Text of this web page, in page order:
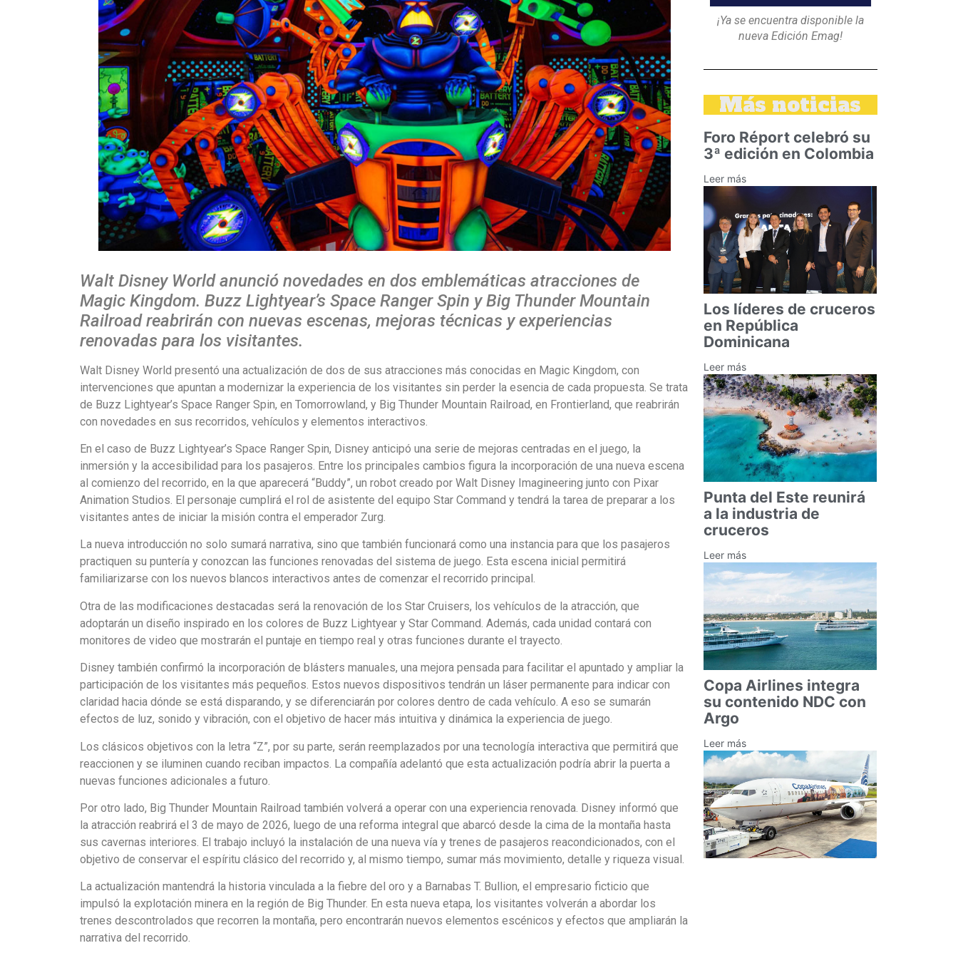
Walt Disney World anunció novedades en dos emblemáticas atracciones de
Magic Kingdom. Buzz Lightyear’s Space Ranger Spin y Big Thunder Mountain
Railroad reabrirán con nuevas escenas, mejoras técnicas y experiencias
renovadas para los visitantes.
Walt Disney World presentó una actualización de dos de sus atracciones más conocidas en Magic Kingdom, con
intervenciones que apuntan a modernizar la experiencia de los visitantes sin perder la esencia de cada propuesta. Se trata
de Buzz Lightyear’s Space Ranger Spin, en Tomorrowland, y Big Thunder Mountain Railroad, en Frontierland, que reabrirán
con novedades en sus recorridos, vehículos y elementos interactivos.
En el caso de Buzz Lightyear’s Space Ranger Spin, Disney anticipó una serie de mejoras centradas en el juego, la
inmersión y la accesibilidad para los pasajeros. Entre los principales cambios figura la incorporación de una nueva escena
al comienzo del recorrido, en la que aparecerá “Buddy”, un robot creado por Walt Disney Imagineering junto con Pixar
Animation Studios. El personaje cumplirá el rol de asistente del equipo Star Command y tendrá la tarea de preparar a los
visitantes antes de iniciar la misión contra el emperador Zurg.
La nueva introducción no solo sumará narrativa, sino que también funcionará como una instancia para que los pasajeros
practiquen su puntería y conozcan las funciones renovadas del sistema de juego. Esta escena inicial permitirá
familiarizarse con los nuevos blancos interactivos antes de comenzar el recorrido principal.
Otra de las modificaciones destacadas será la renovación de los Star Cruisers, los vehículos de la atracción, que
adoptarán un diseño inspirado en los colores de Buzz Lightyear y Star Command. Además, cada unidad contará con
monitores de video que mostrarán el puntaje en tiempo real y otras funciones durante el trayecto.
Disney también confirmó la incorporación de blásters manuales, una mejora pensada para facilitar el apuntado y ampliar la
participación de los visitantes más pequeños. Estos nuevos dispositivos tendrán un láser permanente para indicar con
claridad hacia dónde se está disparando, y se diferenciarán por colores dentro de cada vehículo. A eso se sumarán
efectos de luz, sonido y vibración, con el objetivo de hacer más intuitiva y dinámica la experiencia de juego.
Los clásicos objetivos con la letra “Z”, por su parte, serán reemplazados por una tecnología interactiva que permitirá que
reaccionen y se iluminen cuando reciban impactos. La compañía adelantó que esta actualización podría abrir la puerta a
nuevas funciones adicionales a futuro.
Por otro lado, Big Thunder Mountain Railroad también volverá a operar con una experiencia renovada. Disney informó que
la atracción reabrirá el 3 de mayo de 2026, luego de una reforma integral que abarcó desde la cima de la montaña hasta
sus cavernas interiores. El trabajo incluyó la instalación de una nueva vía y trenes de pasajeros reacondicionados, con el
objetivo de conservar el espíritu clásico del recorrido y, al mismo tiempo, sumar más movimiento, detalle y riqueza visual.
La actualización mantendrá la historia vinculada a la fiebre del oro y a Barnabas T. Bullion, el empresario ficticio que
impulsó la explotación minera en la región de Big Thunder. En esta nueva etapa, los visitantes volverán a abordar los
trenes descontrolados que recorren la montaña, pero encontrarán nuevos elementos escénicos y efectos que ampliarán la
narrativa del recorrido.
¡Ya se encuentra disponible la
nueva Edición Emag!
Más noticias
Foro Réport celebró su
3ª edición en Colombia
Leer más
Los líderes de cruceros
en República
Dominicana
Leer más
Punta del Este reunirá
a la industria de
cruceros
Leer más
Copa Airlines integra
su contenido NDC con
Argo
Leer más